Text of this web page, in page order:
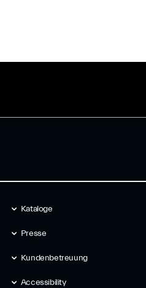
Kataloge
Presse
Kundenbetreuung
Accessibility